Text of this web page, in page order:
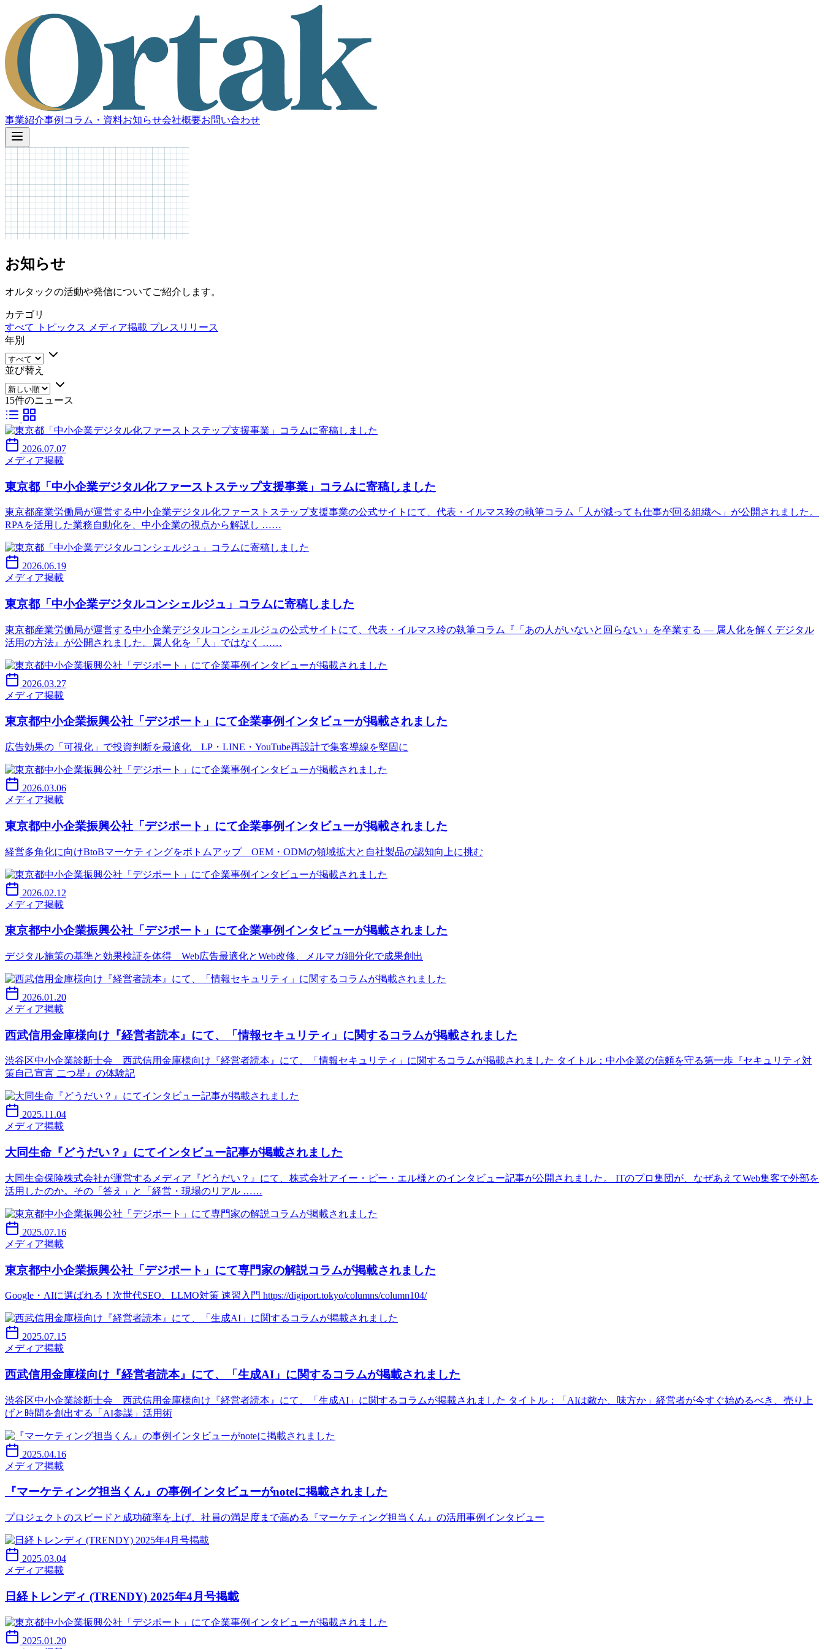
事業紹介事例 コラム・資料お知らせ会社概要お問い合わせ
お知らせ
オルタックの活動や発信についてご紹介します。
カテゴリ
すべて
トピックス メディア掲載 プレスリリース
年別
並び替え
15件のニュース
2026.07.07
メディア掲載
東京都「中小企業デジタル化ファーストステップ支援事業」コラムに寄稿しました
東京都産業労働局が運営する中小企業デジタル化ファーストステップ支援事業の公式サイトにて、代表・イルマス玲の執筆コラム「人が減っても仕事が回る組織へ」が公開されました。
RPAを活用した業務自動化を、中小企業の視点から解説し ……
2026.06.19
メディア掲載
東京都「中小企業デジタルコンシェルジュ」コラムに寄稿しました
東京都産業労働局が運営する中小企業デジタルコンシェルジュの公式サイトにて、代表・イルマス玲の執筆コラム『「あの人がいないと回らない」を卒業する ― 属人化を解くデジタル
活用の方法』が公開されました。属人化を「人」ではなく ……
2026.03.27
メディア掲載
東京都中小企業振興公社「デジポート」にて企業事例インタビューが掲載されました
広告効果の「可視化」で投資判断を最適化 LP・LINE・YouTube再設計で集客導線を堅固に
2026.03.06
メディア掲載
東京都中小企業振興公社「デジポート」にて企業事例インタビューが掲載されました
経営多角化に向けBtoBマーケティングをボトムアップ OEM・ODMの領域拡大と自社製品の認知向上に挑む
2026.02.12
メディア掲載
東京都中小企業振興公社「デジポート」にて企業事例インタビューが掲載されました
デジタル施策の基準と効果検証を体得 Web広告最適化とWeb改修、メルマガ細分化で成果創出
2026.01.20
メディア掲載
西武信用金庫様向け『経営者読本』にて、「情報セキュリティ」に関するコラムが掲載されました
渋谷区中小企業診断士会 西武信用金庫様向け『経営者読本』にて、「情報セキュリティ」に関するコラムが掲載されました タイトル：中小企業の信頼を守る第一歩『セキュリティ対
策自己宣言 二つ星』の体験記
2025.11.04
メディア掲載
大同生命『どうだい？』にてインタビュー記事が掲載されました
大同生命保険株式会社が運営するメディア『どうだい？』にて、株式会社アイー・ピー・エル様とのインタビュー記事が公開されました。 ITのプロ集団が、なぜあえてWeb集客で外部を
活用したのか。その「答え」と「経営・現場のリアル ……
2025.07.16
メディア掲載
東京都中小企業振興公社「デジポート」にて専門家の解説コラムが掲載されました
Google・AIに選ばれる！次世代SEO、LLMO対策 速習入門 https://digiport.tokyo/columns/column104/
2025.07.15
メディア掲載
西武信用金庫様向け『経営者読本』にて、「生成AI」に関するコラムが掲載されました
渋谷区中小企業診断士会 西武信用金庫様向け『経営者読本』にて、「生成AI」に関するコラムが掲載されました タイトル：「AIは敵か、味方か」経営者が今すぐ始めるべき、売り上
げと時間を創出する「AI参謀」活用術
2025.04.16
メディア掲載
『マーケティング担当くん』の事例インタビューがnoteに掲載されました
プロジェクトのスピードと成功確率を上げ、社員の満足度まで高める『マーケティング担当くん』の活用事例インタビュー
2025.03.04
メディア掲載
日経トレンディ (TRENDY) 2025年4月号掲載
2025.01.20